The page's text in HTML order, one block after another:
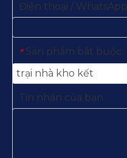
Điện thoại / WhatsApp
* Sản phẩm bắt buộc
Tin nhắn của bạn